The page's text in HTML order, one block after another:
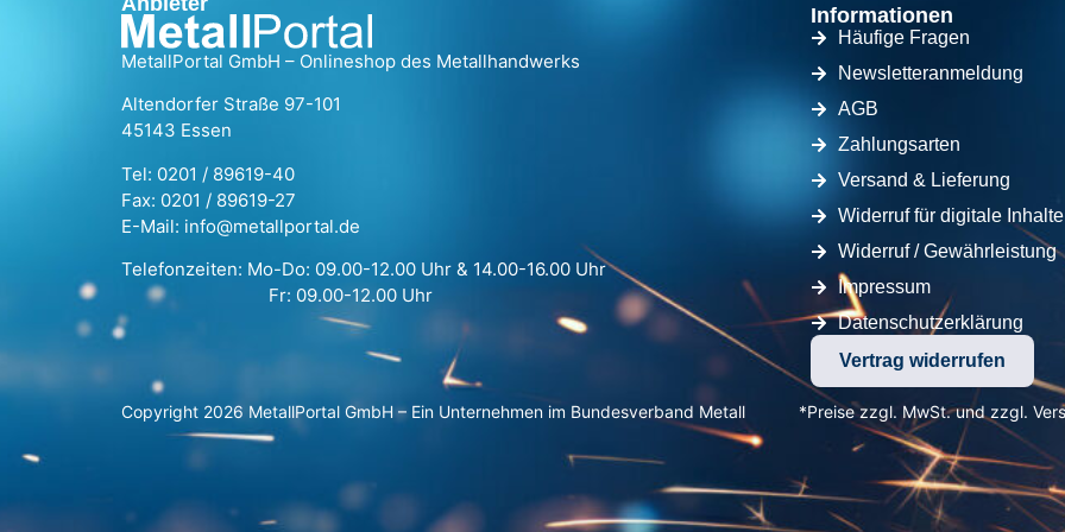
MetallPortal GmbH – Onlineshop des Metallhandwerks
Altendorfer Straße 97-101
45143 Essen
Tel: 0201 / 89619-40
Fax: 0201 / 89619-27
E-Mail: info@metallportal.de
Telefonzeiten: Mo-Do: 09.00-12.00 Uhr & 14.00-16.00 Uhr
Fr: 09.00-12.00 Uhr
Informationen
Häufige Fragen
Newsletteranmeldung
AGB
Zahlungsarten
Versand & Lieferung
Widerruf für digitale Inhalte
Widerruf / Gewährleistung
Impressum
Datenschutzerklärung
Vertrag widerrufen
Copyright 2026 MetallPortal GmbH – Ein Unternehmen im Bundesverband Metall *Preise zzgl. MwSt. und zzgl.